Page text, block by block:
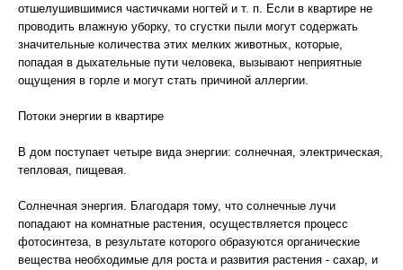
отшелушившимися частичками ногтей и т. п. Если в квартире не
проводить влажную уборку, то сгустки пыли могут содержать
значительные количества этих мелких животных, которые,
попадая в дыхательные пути человека, вызывают неприятные
ощущения в горле и могут стать причиной аллергии.
Потоки энергии в квартире
В дом поступает четыре вида энергии: солнечная, электрическая,
тепловая, пищевая.
Солнечная энергия. Благодаря тому, что солнечные лучи
попадают на комнатные растения, осуществляется процесс
фотосинтеза, в результате которого образуются органические
вещества необходимые для роста и развития растения - сахар, и